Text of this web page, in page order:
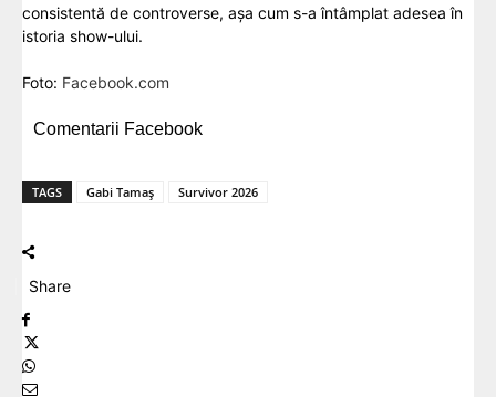
consistentă de controverse, așa cum s-a întâmplat adesea în
istoria show-ului.
Foto: Facebook.com
Comentarii Facebook
TAGS Gabi Tamaș Survivor 2026
Share